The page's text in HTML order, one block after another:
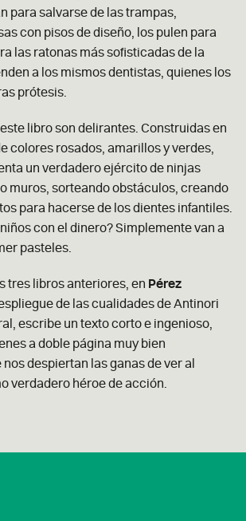
para salvarse de las trampas,
con pisos de diseño, los pulen para
las ratonas más sofisticadas de la
a los mismos dentistas, quienes los
prótesis.
libro son delirantes. Construidas en
colores rosados, amarillos y verdes,
un verdadero ejército de ninjas
muros, sorteando obstáculos, creando
para hacerse de los dientes infantiles.
con el dinero? Simplemente van a
pasteles.
tres libros anteriores, en Pérez
de las cualidades de Antinori
escribe un texto corto e ingenioso,
a doble página muy bien
despiertan las ganas de ver al
verdadero héroe de acción.